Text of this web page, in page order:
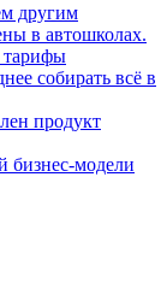
другим
в автошколах.
тарифы
собирать всё в
продукт
бизнес-модели